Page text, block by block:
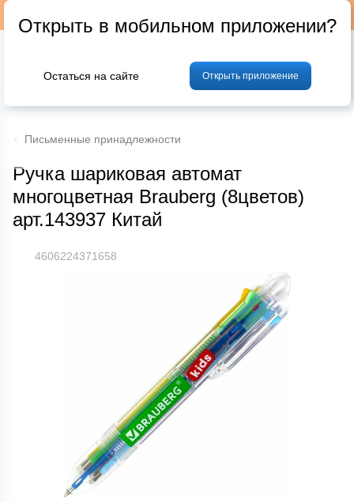
Фрукты и овощи Мясо Птица
Письменные принадлежности
Ручка шариковая автомат
многоцветная Brauberg (8цветов)
арт.143937 Китай
4606224371658
Открыть в мобильном приложении?
Остаться на сайте Открыть приложение